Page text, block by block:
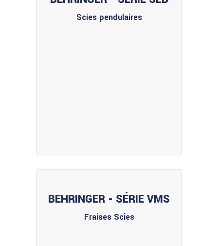
Scies pendulaires
BEHRINGER - SÉRIE VMS
Fraises Scies